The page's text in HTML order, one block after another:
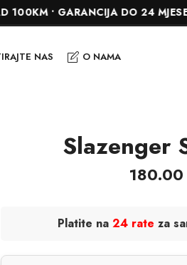
• GARANCIJA DO 24 MJESECA
NAS O NAMA
Slazenger
180.00
Platite na 24 rate za